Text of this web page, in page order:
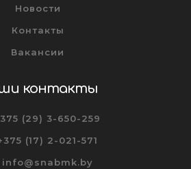
Новости
Контакты
Вакансии
контакты
(29) 3-650-259
(17) 2-021-571
info@snabmk.by